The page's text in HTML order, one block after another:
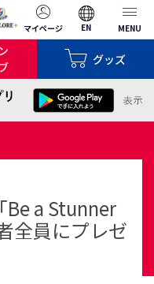
マイページ EN MENU
グッズ
a Stunner
全員にプレゼ